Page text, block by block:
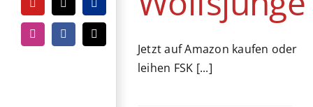
YouTubeTiktokPayPal
InstagramFacebook
E-
Mail
Jetzt auf Amazon kaufen oder
leihen FSK [...]